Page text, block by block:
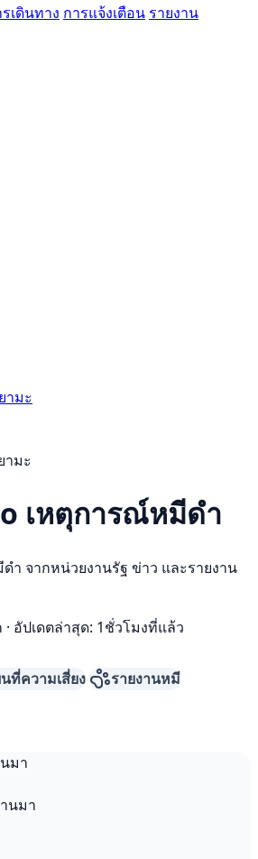
เดินทาง การแจ้งเตือน รายงาน
ามะ
ามะ
เหตุการณ์หมีดำ
จากหน่วยงานรัฐ ข่าว และรายงาน
· อัปเดตล่าสุด: 1ชั่วโมงที่แล้ว
ที่ความเสี่ยง รายงานหมี
มา
นมา